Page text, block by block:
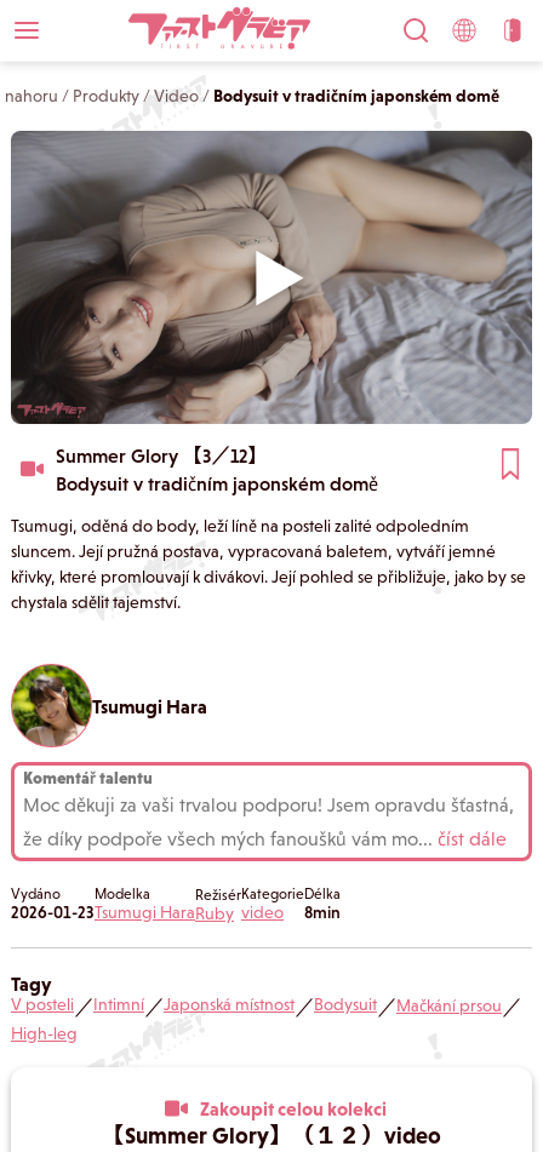
nahoru / Produkty /Video/ Bodysuit v tradičním japonském domě
Summer Glory 【3／12】
Bodysuit v tradičním japonském domě
Tsumugi, oděná do body, leží líně na posteli zalité odpoledním
sluncem. Její pružná postava, vypracovaná baletem, vytváří jemné
křivky, které promlouvají k divákovi. Její pohled se přibližuje, jako by se
chystala sdělit tajemství.
Tsumugi Hara
Komentář talentu
Moc děkuji za vaši trvalou podporu! Jsem opravdu šťastná,
že díky podpoře všech mých fanoušků vám mo... číst dále
Vydáno
2026-01-23
Modelka
Tsumugi Hara
Režisér
Ruby
Kategorie
video
Délka
8min
Tagy
V posteli／Intimní／Japonská místnost／Bodysuit／Mačkání prsou／
High-leg
Zakoupit celou kolekci
【Summer Glory】（１２）video